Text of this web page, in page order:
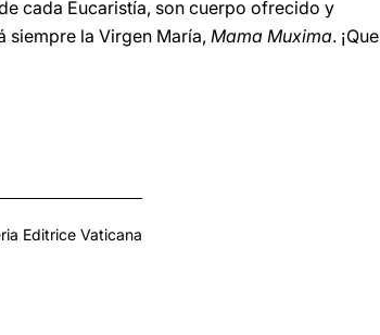
cada Eucaristía, son cuerpo ofrecido y
siempre la Virgen María, Mama Muxima. ¡Que
Editrice Vaticana